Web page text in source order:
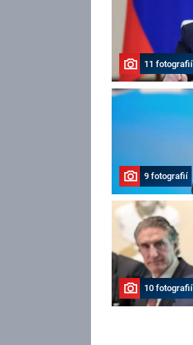
11 fotografií
9 fotografií
10 fotografií